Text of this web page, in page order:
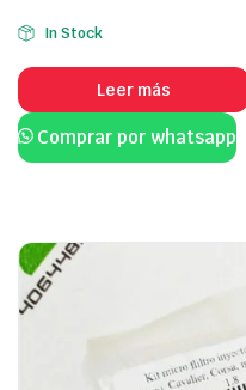
In Stock
Leer más
Comprar por whatsapp